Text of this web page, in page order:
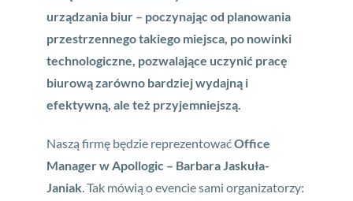
urządzania biur – poczynając od planowania
przestrzennego takiego miejsca, po nowinki
technologiczne, pozwalające uczynić pracę
biurową zarówno bardziej wydajną i
efektywną, ale też przyjemniejszą.
Naszą firmę będzie reprezentowaćOffice
Manager w Apollogic – Barbara Jaskuła-
Janiak . Tak mówią o evencie sami organizatorzy: